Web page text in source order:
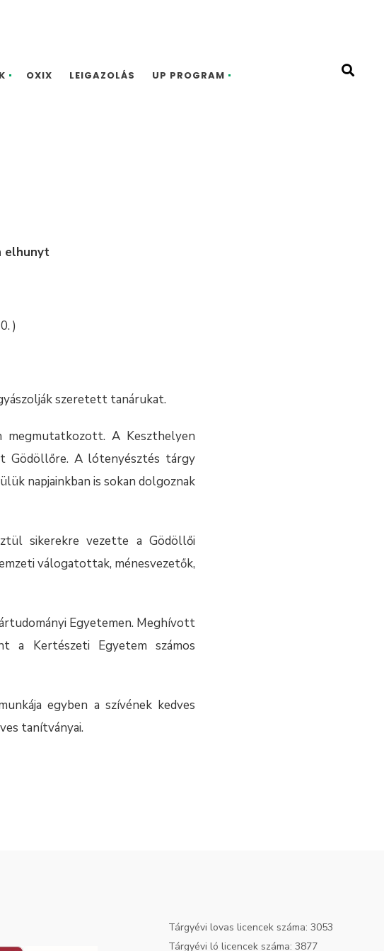
OXIX LEIGAZOLÁS UP PROGRAM
elhunyt
)
szeretett tanárukat.
A Keszthelyen
Gödöllőre. A lótenyésztés tárgy
napjainkban is sokan dolgoznak
sikerekre vezette a Gödöllői
válogatottak, ménesvezetők,
Egyetemen. Meghívott
a Kertészeti Egyetem számos
egyben a szívének kedves
tanítványai.
Tárgyévi lovas licencek száma: 3053
Tárgyévi ló licencek száma: 3877